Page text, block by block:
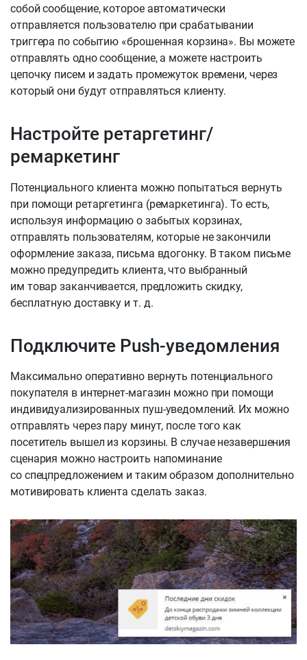
собой сообщение, которое автоматически
отправляется пользователю при срабатывании
триггера по событию «брошенная корзина». Вы можете
отправлять одно сообщение, а можете настроить
цепочку писем и задать промежуток времени, через
который они будут отправляться клиенту.
Настройте ретаргетинг/
ремаркетинг
Потенциального клиента можно попытаться вернуть
при помощи ретаргетинга (ремаркетинга). То есть,
используя информацию о забытых корзинах,
отправлять пользователям, которые не закончили
оформление заказа, письма вдогонку. В таком письме
можно предупредить клиента, что выбранный
им товар заканчивается, предложить скидку,
бесплатную доставку и т. д.
Подключите Push-уведомления
Максимально оперативно вернуть потенциального
покупателя в интернет-магазин можно при помощи
индивидуализированных пуш-уведомлений. Их можно
отправлять через пару минут, после того как
посетитель вышел из корзины. В случае незавершения
сценария можно настроить напоминание
со спецпредложением и таким образом дополнительно
мотивировать клиента сделать заказ.